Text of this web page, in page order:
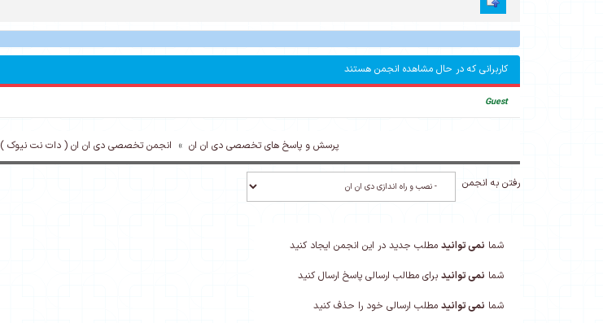
کاربرانی که در حال مشاهده انجمن هستند
Guest
پرسش و پاسخ های تخصصی دی ان ان » انجمن تخصصی دی ان ان ( دات نت نیوک )
رفتن به انجمن
شما نمی توانید مطلب جدید در این انجمن ایجاد کنید
شما نمی توانید برای مطالب ارسالی پاسخ ارسال کنید
شما نمی توانید مطلب ارسالی خود را حذف کنید